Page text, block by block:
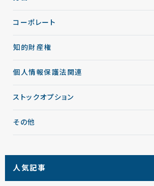
コーポレート
知的財産権
個人情報保護法関連
ストックオプション
その他
人気記事